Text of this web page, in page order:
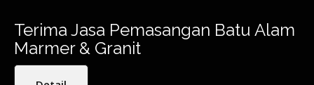
Terima Jasa Pemasangan Batu Alam
Marmer & Granit